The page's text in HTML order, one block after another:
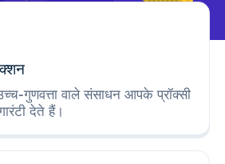
गुणवत्ता वाले संसाधन आपके प्रॉक्सी
देते हैं।